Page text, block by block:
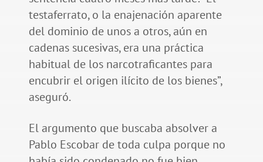
testaferrato, o la enajenación aparente
del dominio de unos a otros, aún en
cadenas sucesivas, era una práctica
habitual de los narcotraficantes para
encubrir el origen ilícito de los bienes”,
aseguró.
El argumento que buscaba absolver a
Pablo Escobar de toda culpa porque no